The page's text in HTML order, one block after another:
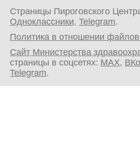
Страницы Пироговского
Одноклассники, Telegram.
Политика в отношении
Сайт Министерства
страницы в соцсетях: MAX,
Telegram.